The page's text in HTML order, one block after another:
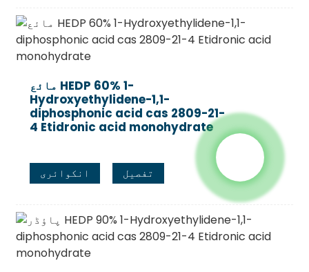
مائع HEDP 60% 1-
Hydroxyethylidene-1,1-
diphosphonic acid cas 2809-21-
4 Etidronic acid monohydrate
انکوائری تفصیل